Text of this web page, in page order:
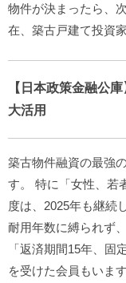
物件が決まったら、
在、築古戸建て投資
【日本政策金融公
大活用
築古物件融資の最強
す。 特に「女性、若
度は、2025年も継続
耐用年数に縛られず
「返済期間15年、固
を受けた会員もいます